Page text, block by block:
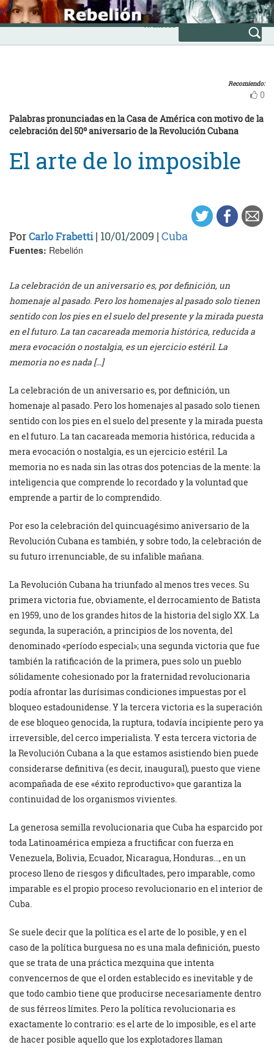
Skip
to
content
INICIO
Avanzada
Recomiendo:
0
Palabras pronunciadas en la Casa de América con motivo de la
celebración del 50º aniversario de la Revolución Cubana
El arte de lo imposible
PorCarlo Frabetti| 10/01/2009 | Cuba
Fuentes: Rebelión
La celebración de un aniversario es, por definición, un
homenaje al pasado. Pero los homenajes al pasado solo tienen
sentido con los pies en el suelo del presente y la mirada puesta
en el futuro. La tan cacareada memoria histórica, reducida a
mera evocación o nostalgia, es un ejercicio estéril. La
memoria no es nada […]
La celebración de un aniversario es, por definición, un
homenaje al pasado. Pero los homenajes al pasado solo tienen
sentido con los pies en el suelo del presente y la mirada puesta
en el futuro. La tan cacareada memoria histórica, reducida a
mera evocación o nostalgia, es un ejercicio estéril. La
memoria no es nada sin las otras dos potencias de la mente: la
inteligencia que comprende lo recordado y la voluntad que
emprende a partir de lo comprendido.
Por eso la celebración del quincuagésimo aniversario de la
Revolución Cubana es también, y sobre todo, la celebración de
su futuro irrenunciable, de su infalible mañana.
La Revolución Cubana ha triunfado al menos tres veces. Su
primera victoria fue, obviamente, el derrocamiento de Batista
en 1959, uno de los grandes hitos de la historia del siglo XX. La
segunda, la superación, a principios de los noventa, del
denominado «período especial»; una segunda victoria que fue
también la ratificación de la primera, pues solo un pueblo
sólidamente cohesionado por la fraternidad revolucionaria
podía afrontar las durísimas condiciones impuestas por el
bloqueo estadounidense. Y la tercera victoria es la superación
de ese bloqueo genocida, la ruptura, todavía incipiente pero ya
irreversible, del cerco imperialista. Y esta tercera victoria de
la Revolución Cubana a la que estamos asistiendo bien puede
considerarse definitiva (es decir, inaugural), puesto que viene
acompañada de ese «éxito reproductivo» que garantiza la
continuidad de los organismos vivientes.
La generosa semilla revolucionaria que Cuba ha esparcido por
toda Latinoamérica empieza a fructificar con fuerza en
Venezuela, Bolivia, Ecuador, Nicaragua, Honduras…, en un
proceso lleno de riesgos y dificultades, pero imparable, como
imparable es el propio proceso revolucionario en el interior de
Cuba.
Se suele decir que la política es el arte de lo posible, y en el
caso de la política burguesa no es una mala definición, puesto
que se trata de una práctica mezquina que intenta
convencernos de que el orden establecido es inevitable y de
que todo cambio tiene que producirse necesariamente dentro
de sus férreos límites. Pero la política revolucionaria es
exactamente lo contrario: es el arte de lo imposible, es el arte
de hacer posible aquello que los explotadores llaman